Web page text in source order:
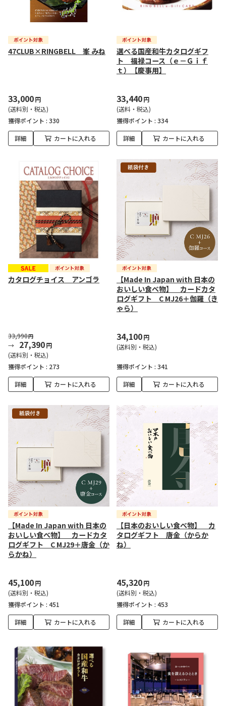
47CLUB×RINGBELL 峯 みね
33,000円
(送料別・税込)
獲得ポイント : 330
詳細 カートに入れる
選べる国産和牛カタログギフ
ト 福禄コース（ｅ－Ｇｉｆ
ｔ）【慶事用】
33,440円
(送料・税込)
獲得ポイント : 334
詳細 カートに入れる
カタログチョイス アンゴラ
33,990円
27,390円
(送料別・税込)
獲得ポイント : 273
詳細 カートに入れる
【Made In Japan with 日本の
おいしい食べ物】 カードカタ
ログギフト C MJ26＋伽羅（き
ゃら）
34,100円
(送料別・税込)
獲得ポイント : 341
詳細 カートに入れる
【Made In Japan with 日本の
おいしい食べ物】 カードカタ
ログギフト C MJ29＋唐金（か
らかね）
45,100円
(送料別・税込)
獲得ポイント : 451
詳細 カートに入れる
【日本のおいしい食べ物】 カ
タログギフト 唐金（からか
ね）
45,320円
(送料別・税込)
獲得ポイント : 453
詳細 カートに入れる